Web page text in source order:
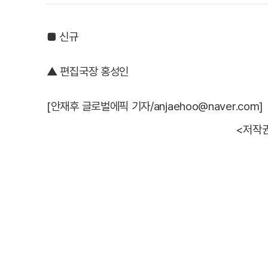
■ 신규
▲ 편집국장 홍성인
[안재후 글로벌에픽 기자/anjaehoo@naver.com]
<저작